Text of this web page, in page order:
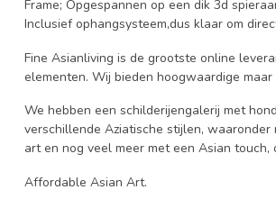
Frame; Opgespannen op een dik 3d
Inclusief ophangsysteem,dus klaar om
Fine Asianliving is de grootste online
elementen. Wij bieden hoogwaardige
We hebben een schilderijengalerij met
verschillende Aziatische stijlen,
art en nog veel meer met een Asian
Affordable Asian Art.